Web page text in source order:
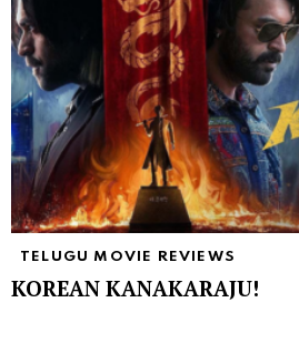
TELUGU MOVIE REVIEWS
KOREAN KANAKARAJU!